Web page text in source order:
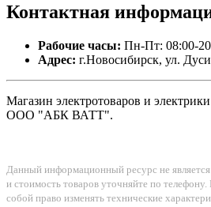
Контактная
Рабочие часы: Пн-Пт: 08:00-
Адрес: г.Новосибирск, ул.
Магазин электротоваров и
ООО "АБК ВАТТ".
Данный информационный ресурс не
и стоимость товаров уточняйте по
собой право изменять технические